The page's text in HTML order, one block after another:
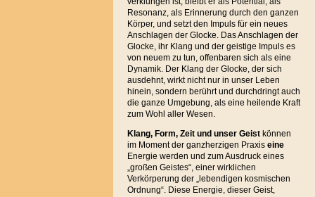
Resonanz, als Erinnerung durch den ganzen
Körper, und setzt den Impuls für ein neues
Anschlagen der Glocke. Das Anschlagen der
Glocke, ihr Klang und der geistige Impuls es
von neuem zu tun, offenbaren sich als eine
Dynamik. Der Klang der Glocke, der sich
ausdehnt, wirkt nicht nur in unser Leben
hinein, sondern berührt und durchdringt auch
die ganze Umgebung, als eine heilende Kraft
zum Wohl aller Wesen.
Klang, Form, Zeit und unser Geistkönnen
im Moment der ganzherzigen Praxis eine
Energie werden und zum Ausdruck eines
„großen Geistes“, einer wirklichen
Verkörperung der „lebendigen kosmischen
Ordnung“. Diese Energie, dieser Geist,